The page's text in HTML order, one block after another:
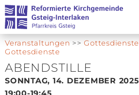
Veranstaltungen >>Gottesdienste
Gottesdienste
ABENDSTILLE
SONNTAG, 14. DEZEMBER 2025